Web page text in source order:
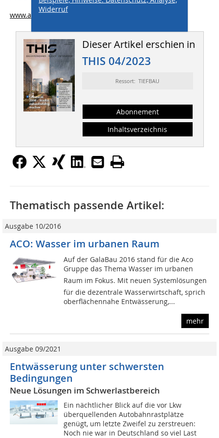
www.aco.com
Dieser Artikel erschien in
THIS 04/2023
Ressort: TIEFBAU
Abonnement
Inhaltsverzeichnis
Widerruf
Thematisch passende Artikel:
Ausgabe 10/2016
ACO: Wasser im urbanen Raum
Auf der GalaBau 2016 stand für die Aco
Gruppe das Thema Wasser im urbanen
Raum im Fokus. Mit neuen Systemlösungen
für die dezentrale Wasserwirtschaft, sprich
oberflächennahe Entwässerung,...
mehr
Ausgabe 09/2021
Entwässerung unter schwersten
Bedingungen
Neue Lösungen im Schwerlastbereich
Ein nächtlicher Blick auf die vor Lkw
überquellenden Autobahnrastplätze
genügt, um letzte Zweifel zu zerstreuen:
Noch nie war in Deutschland so viel Last